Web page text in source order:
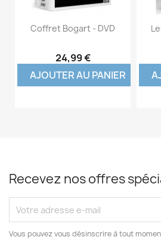
Coffret Bogart - DVD
24,99 €
AJOUTER AU PANIER
Recevez nos offres
Vous pouvez vous désinscrire à tout